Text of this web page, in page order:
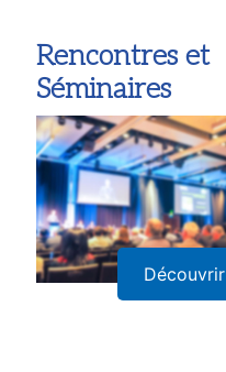
Rencontres et
Séminaires
Découvrir